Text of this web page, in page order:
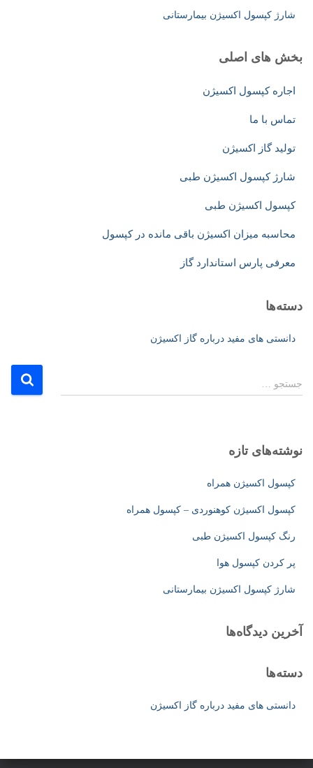
شارژ کپسول اکسیژن بیمارستانی
بخش های اصلی
اجاره کپسول اکسیژن
تماس با ما
تولید گاز اکسیژن
شارژ کپسول اکسیژن طبی
کپسول اکسیژن طبی
محاسبه میزان اکسیژن باقی مانده در کپسول
معرفی پارس استاندارد گاز
دسته‌ها
دانستی های مفید درباره گاز اکسیژن
س
ب
جستجو …
نوشته‌های تازه
کپسول اکسیژن همراه
کپسول اکسیژن کوهنوردی – کپسول همراه
رنگ کپسول اکسیژن طبی
پر کردن کپسول هوا
شارژ کپسول اکسیژن بیمارستانی
آخرین دیدگاه‌ها
دسته‌ها
دانستی های مفید درباره گاز اکسیژن